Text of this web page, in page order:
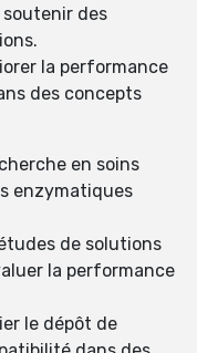
des
la performance
des concepts
en soins
enzymatiques
de solutions
la performance
le dépôt de